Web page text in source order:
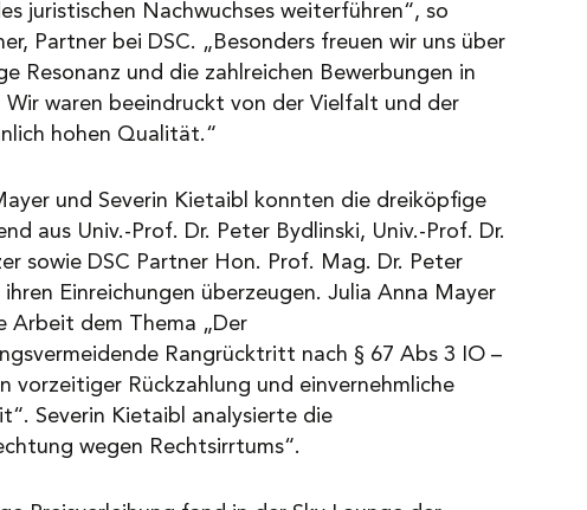
juristischen Nachwuchses weiterführen“, so
Partner bei DSC. „Besonders freuen wir uns über
Resonanz und die zahlreichen Bewerbungen in
Wir waren beeindruckt von der Vielfalt und der
hohen Qualität.“
und Severin Kietaibl konnten die dreiköpfige
aus Univ.-Prof. Dr. Peter Bydlinski, Univ.-Prof. Dr.
sowie DSC Partner Hon. Prof. Mag. Dr. Peter
Einreichungen überzeugen. Julia Anna Mayer
Arbeit dem Thema „Der
Rangrücktritt nach § 67 Abs 3 IO –
vorzeitiger Rückzahlung und einvernehmliche
Severin Kietaibl analysierte die
wegen Rechtsirrtums“.